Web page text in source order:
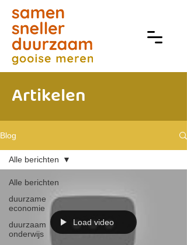
Artikelen
Blog
Alle berichten
duurzame
economie
duurzaam
onderwijs
Alle berichten
Load video